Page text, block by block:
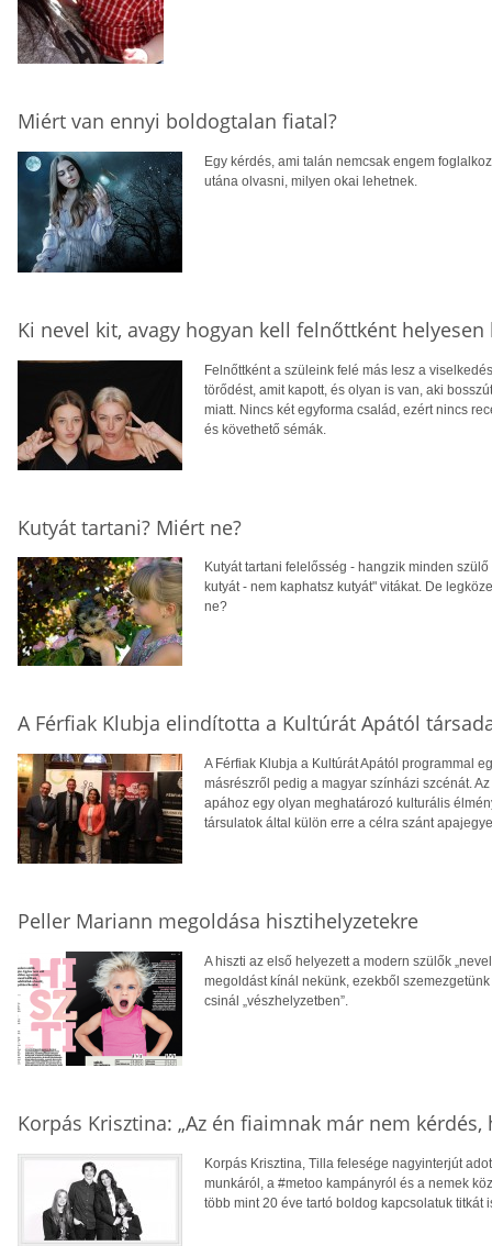
Miért van ennyi boldogtalan fiatal?
Egy kérdés, ami talán nemcsak engem
utána olvasni, milyen okai lehetnek.
Ki nevel kit, avagy hogyan kell felnőttként helyesen
Felnőttként a szüleink felé más lesz a
törődést, amit kapott, és olyan is van, aki
miatt. Nincs két egyforma család, ezért nincs
és követhető sémák.
Kutyát tartani? Miért ne?
Kutyát tartani felelősség - hangzik minden
kutyát - nem kaphatsz kutyát" vitákat. De
ne?
A Férfiak Klubja elindította a Kultúrát Apától
A Férfiak Klubja a Kultúrát Apától programmal
másrészről pedig a magyar színházi szcénát.
apához egy olyan meghatározó kulturális
társulatok által külön erre a célra szánt
Peller Mariann megoldása hisztihelyzetekre
A hiszti az első helyezett a modern szülők
megoldást kínál nekünk, ezekből
csinál „vészhelyzetben”.
Korpás Krisztina: „Az én fiaimnak már nem
Korpás Krisztina, Tilla felesége nagyinterjút
munkáról, a #metoo kampányról és a nemek
több mint 20 éve tartó boldog kapcsolatuk titkát